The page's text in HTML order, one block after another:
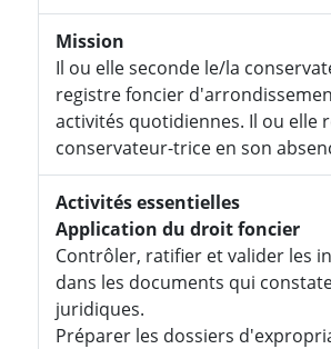
Mission
Il ou elle seconde le/la
registre foncier
activités quotidiennes. Il ou elle
conservateur-trice en son
Activités essentielles
Application du droit foncier
Contrôler, ratifier et valider les
dans les documents qui
juridiques.
Préparer les dossiers